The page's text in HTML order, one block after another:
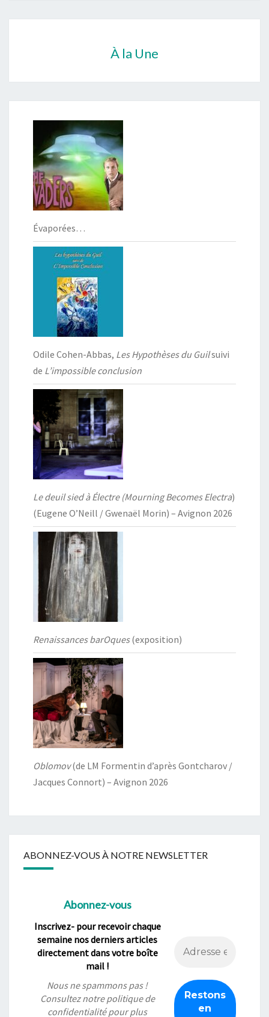
À la Une
Évaporées…
Odile Cohen-Abbas, Les Hypothèses du Guilsuivi
de L’impossible conclusion
Le deuil sied à Électre (Mourning Becomes Electra)
(Eugene O’Neill / Gwenaël Morin) – Avignon 2026
Renaissances barOques(exposition)
Oblomov(de LM Formentin d’après Gontcharov /
Jacques Connort) – Avignon 2026
ABONNEZ-VOUS À NOTRE NEWSLETTER
Abonnez-vous
Inscrivez- pour recevoir chaque
semaine nos derniers articles
directement dans votre boîte
mail !
Nous ne spammons pas !
Consultez notrepolitique de
confidentialitépour plus